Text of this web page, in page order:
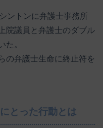
ントンに弁護士事務所
院議員と弁護士のダブル
た。
の弁護士生命に終止符を
とった行動とは